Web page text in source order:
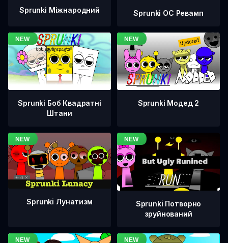
Sprunki Міжнародний Sprunki OC Ревамп
Sprunki Боб Квадратні
Штани
Sprunki Модед 2
Sprunki Лунатизм
Sprunki Потворно
зруйнований